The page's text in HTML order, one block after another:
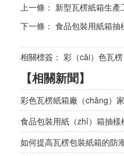
上一條： 新型瓦楞紙箱生產
下一條： 食品包裝用紙箱抽
相關標簽： 彩（cǎi）色瓦
【相關新聞】
彩色瓦楞紙箱廠（chǎng）
食品包裝用紙（zhǐ）箱抽
如何提高瓦楞包裝紙箱的防